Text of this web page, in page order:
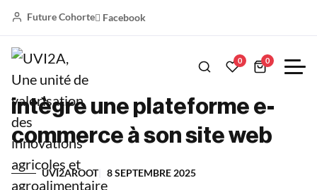
Future Cohorte Facebook
0 0
L’incubateur UVI2A de l’ITRA
intègre une plateforme e-
commerce à son site web
UVI2AROOT 8 SEPTEMBRE 2025